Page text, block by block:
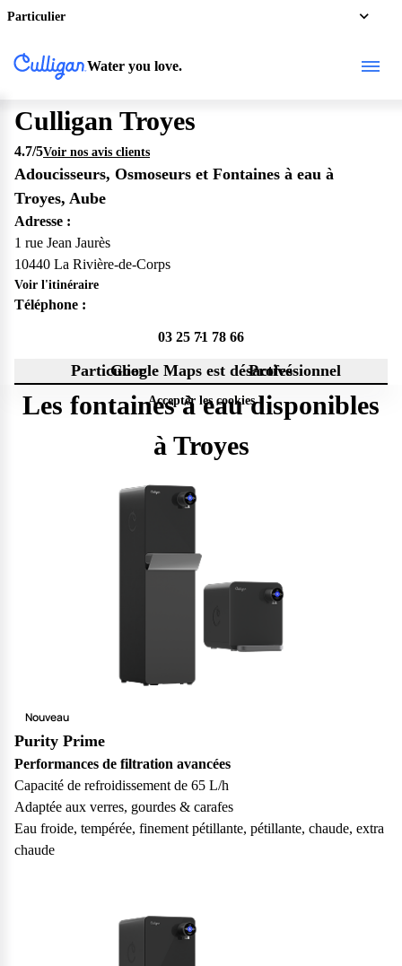
Particulier
Water you love.
Culligan Troyes
4.7/5Voir nos avis clients
Adoucisseurs, Osmoseurs et Fontaines à eau à
Troyes, Aube
Adresse :
1 rue Jean Jaurès
10440 La Rivière-de-Corps
Voir l'itinéraire
Téléphone :
03 25 71 78 66
Google Maps est désactivé
Accepter les cookies
Particulier Professionnel
Les fontaines à eau disponibles
à Troyes
Nouveau
Purity Prime
Performances de filtration avancées
Capacité de refroidissement de 65 L/h
Adaptée aux verres, gourdes & carafes
Eau froide, tempérée, finement pétillante, pétillante, chaude, extra
chaude
Questions fréquentes
Consultez notre page de FAQ pour trouver toutes les réponses à
vos questions.
Consulter notre FAQ
Vous avez des demandes sur l’entretien, le suivi et le dépannage